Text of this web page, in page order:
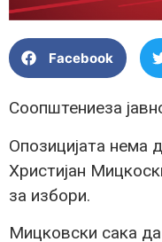
Facebook
Соопштениеза
Опозицијата нема
Христијан
за избори.
Мицковски сака